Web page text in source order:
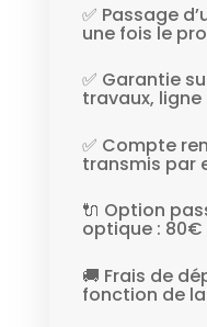
✅ Passage
une fois le
✅ Garantie
travaux,
✅ Compte
transmis par
🔌 Option
optique : 80€
🚚 Frais de
fonction de